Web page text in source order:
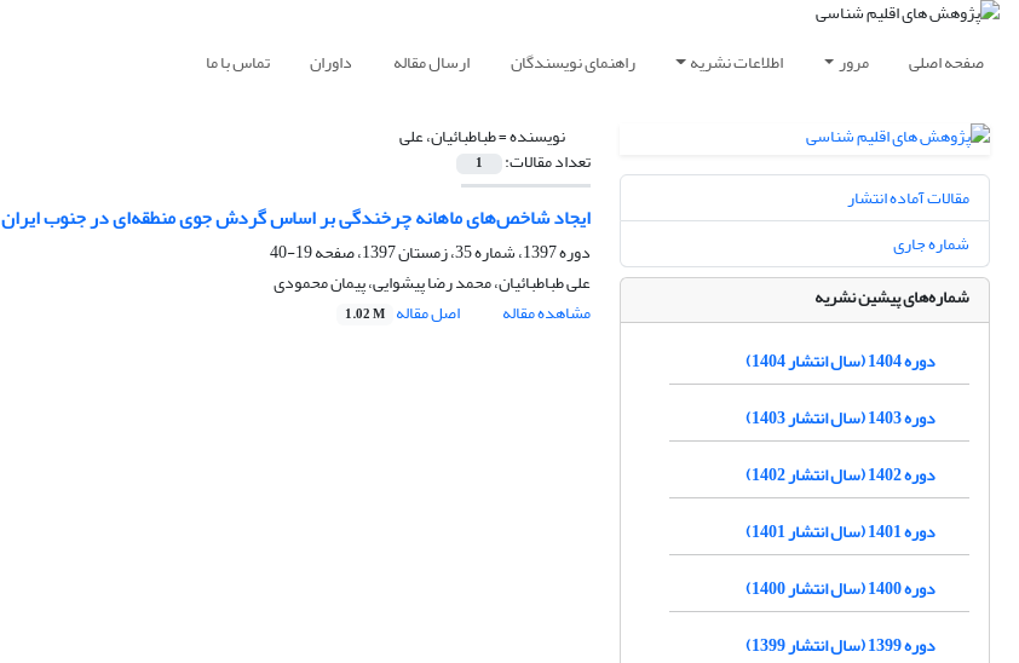
صفحه اصلی مرور اطلاعات نشریه راهنمای نویسندگان ارسال مقاله داوران تماس با ما
نویسنده =طباطبائیان، علی
تعداد مقالات: 1
ایجاد شاخص‌های ماهانه چرخندگی بر اساس گردش جوی منطقه‌ای در جنوب ایران
دوره 1397، شماره 35، زمستان 1397، صفحه
19-40
علی طباطبائیان، محمد رضا پیشوایی، پیمان محمودی
مشاهده مقاله
اصل مقاله 1.02 M
مقالات آماده انتشار
شماره جاری
شماره‌های پیشین نشریه
دوره 1404 (سال انتشار 1404)
دوره 1403 (سال انتشار 1403)
دوره 1402 (سال انتشار 1402)
دوره 1401 (سال انتشار 1401)
دوره 1400 (سال انتشار 1400)
دوره 1399 (سال انتشار 1399)